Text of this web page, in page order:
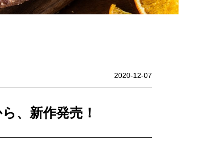
2020-12-07
、新作発売！